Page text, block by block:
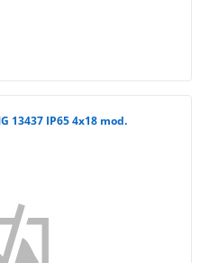
13437 IP65 4x18 mod.